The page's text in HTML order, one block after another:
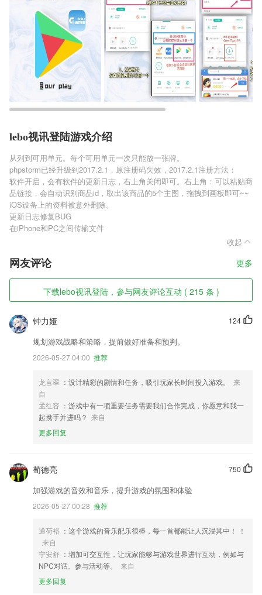
lebo视讯登陆游戏介绍
从列到可用单元。每个可用单元一次只能放一张牌。
phpstorm已经升级到2017.2.1，原注册码失效，2017.2.1注册方法：
软件开启，会有软件的更新日志，右上角关闭即可。右上角：可以粘贴商
品链接，会自动识别商品id，取出该商品的5个主图，拖拽到画板即可~~
iOS设备上的资料被意外删除。
更新日志修复BUG
在iPhone和PC之间传输文件
收起
网友评论 更多
下载lebo视讯登陆，参与网友评论互动 ( 215 条 )
124
钟力娅
规划游戏战略和策略，提前做好准备和预判。
2026-05-27 04:00 推荐
龙言翠 ：设计精彩的剧情和任务，吸引玩家长时间投入游戏。
来
自
孟红容 ：游戏中有一项重要任务需要我们合作完成，你愿意和我一
起携手并进吗？ 来自
更多回复
750
荀德亮
加强游戏的音效和音乐，提升游戏的氛围和体验
2026-05-27 00:28 推荐
通荷裕 ：这个游戏的音乐配乐很棒，每一首都能让人沉浸其中！ ！
来自
宁安舒 ：增加可交互性，让玩家能够与游戏世界进行互动，例如与
NPC对话、参与活动等。
来自
更多回复